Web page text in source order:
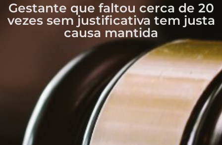
Gestante que faltou cerca de 20
vezes sem justificativa tem justa
causa mantida